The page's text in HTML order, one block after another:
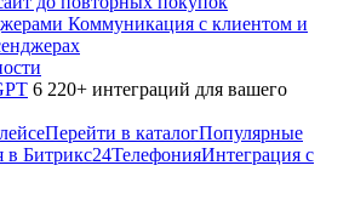
Коммуникация с клиентом и
6 220+ интеграций для вашего
Перейти в каталогПопулярные
Битрикс24ТелефонияИнтеграция с